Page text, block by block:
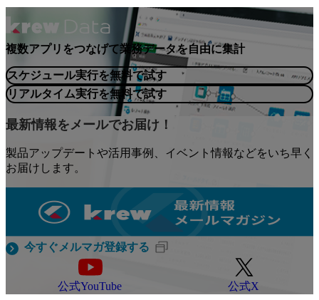
複数アプリをつなげて業務データを自由に集計
スケジュール実行を無料で試す
リアルタイム実行を無料で試す
最新情報をメールでお届け！
製品アップデートや活用事例、イベント情報などをいち早く
お届けします。
今すぐメルマガ登録する
公式YouTube 公式X